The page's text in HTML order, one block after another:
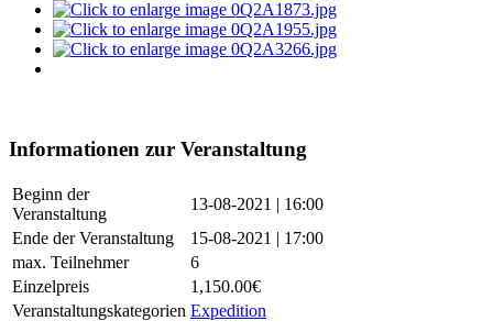
Informationen zur Veranstaltung
Beginn der
Veranstaltung
13-08-2021 | 16:00
Ende der Veranstaltung
15-08-2021 | 17:00
max. Teilnehmer
6
Einzelpreis
1,150.00€
Veranstaltungskategorien Expedition